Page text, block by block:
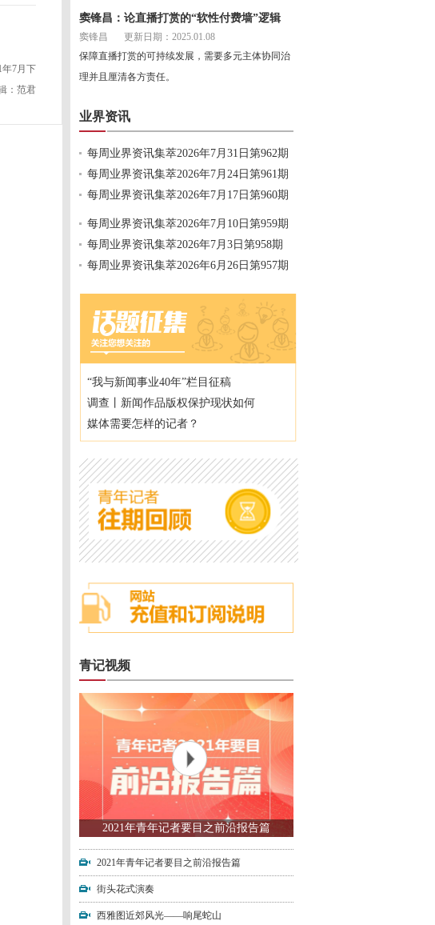
年7月下
：范君
窦锋昌：论直播打赏的“软性付费墙”逻辑
窦锋昌
更新日期：2025.01.08
保障直播打赏的可持续发展，需要多元主体协同治
理并且厘清各方责任。
业界资讯
每周业界资讯集萃2026年7月31日第962期
每周业界资讯集萃2026年7月24日第961期
每周业界资讯集萃2026年7月17日第960期
每周业界资讯集萃2026年7月10日第959期
每周业界资讯集萃2026年7月3日第958期
每周业界资讯集萃2026年6月26日第957期
“我与新闻事业40年”栏目征稿
调查丨新闻作品版权保护现状如何
媒体需要怎样的记者？
青记视频
2021年青年记者要目之前沿报告篇
2021年青年记者要目之前沿报告篇
街头花式演奏
西雅图近郊风光——响尾蛇山